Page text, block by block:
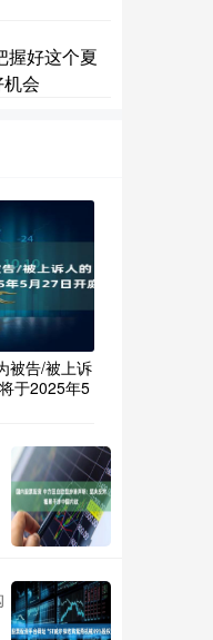
握好这个夏
会
被告/被上诉
于2025年5